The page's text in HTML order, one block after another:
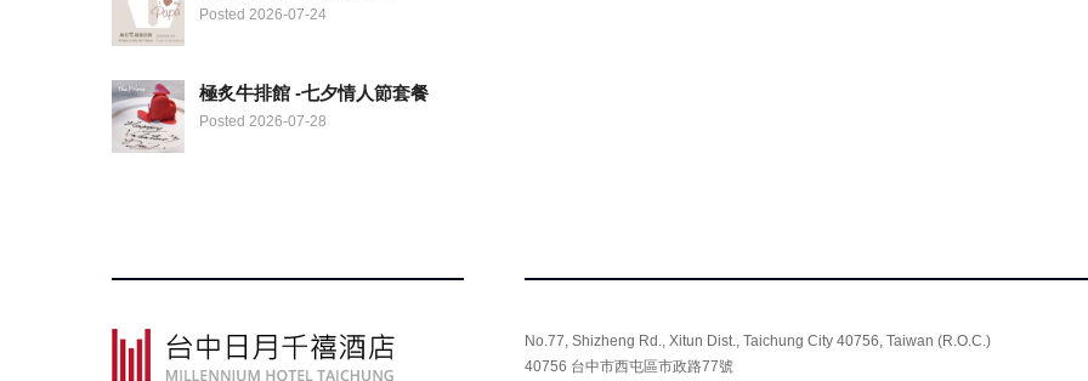
Posted 2026-07-24
極炙牛排館 -七夕情人節套餐
Posted 2026-07-28
No.77, Shizheng Rd., Xitun Dist., Taichung City 40756, Taiwan (R.O.C.)
40756 台中市西屯區市政路77號